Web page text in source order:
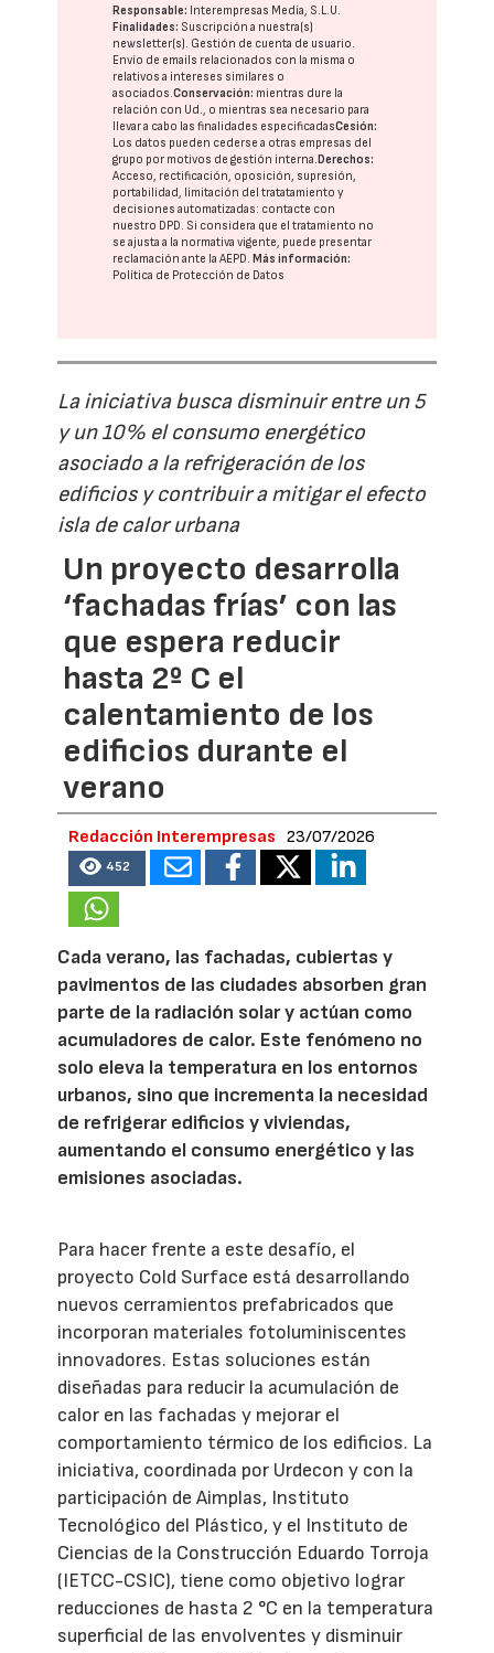
Responsable: Interempresas Media, S.L.U.
Finalidades: Suscripción a nuestra(s)
newsletter(s). Gestión de cuenta de usuario.
Envío de emails relacionados con la misma o
relativos a intereses similares o
asociados.Conservación: mientras dure la
relación con Ud., o mientras sea necesario para
llevar a cabo las finalidades especificadasCesión:
Los datos pueden cederse a otras empresas del
grupo por motivos de gestión interna.Derechos:
Acceso, rectificación, oposición, supresión,
portabilidad, limitación del tratatamiento y
decisiones automatizadas: contacte con
nuestro DPD . Si considera que el tratamiento no
se ajusta a la normativa vigente, puede presentar
reclamación ante laAEPD .Más información:
Política de Protección de Datos
La iniciativa busca disminuir entre un 5
y un 10% el consumo energético
asociado a la refrigeración de los
edificios y contribuir a mitigar el efecto
isla de calor urbana
Un proyecto desarrolla
‘fachadas frías’ con las
que espera reducir
hasta 2º C el
calentamiento de los
edificios durante el
verano
Redacción Interempresas 23/07/2026
452
Cada verano, las fachadas, cubiertas y
pavimentos de las ciudades absorben gran
parte de la radiación solar y actúan como
acumuladores de calor. Este fenómeno no
solo eleva la temperatura en los entornos
urbanos, sino que incrementa la necesidad
de refrigerar edificios y viviendas,
aumentando el consumo energético y las
emisiones asociadas.
Para hacer frente a este desafío, el
proyecto Cold Surface está desarrollando
nuevos cerramientos prefabricados que
incorporan materiales fotoluminiscentes
innovadores. Estas soluciones están
diseñadas para reducir la acumulación de
calor en las fachadas y mejorar el
comportamiento térmico de los edificios. La
iniciativa, coordinada por Urdecon y con la
participación de Aimplas, Instituto
Tecnológico del Plástico, y el Instituto de
Ciencias de la Construcción Eduardo Torroja
(IETCC-CSIC), tiene como objetivo lograr
reducciones de hasta 2 °C en la temperatura
superficial de las envolventes y disminuir